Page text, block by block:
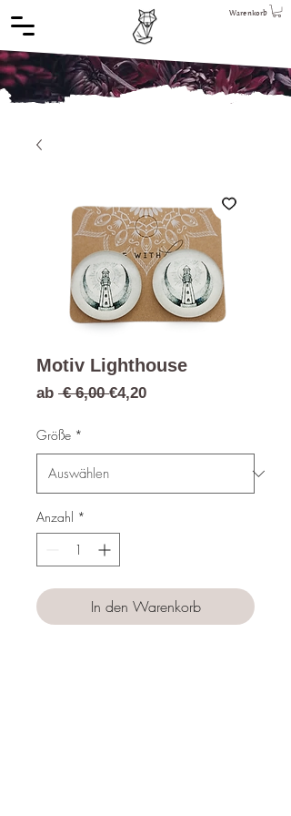
Warenkorb
Motiv Lighthouse
ab € 6,00 Standardpreis
€4,20Sale-
Größe *
Anzahl *
In den Warenkorb